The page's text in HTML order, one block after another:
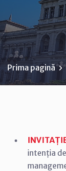
Prima pagină
intenția